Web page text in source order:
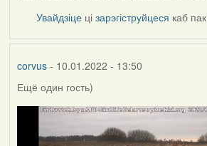
Увайдзіце цізарэгіструйцеся каб
corvus- 10.01.2022 - 13:50
Ещё один гость)